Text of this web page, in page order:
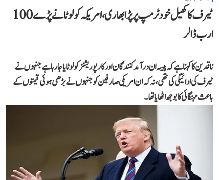
ٹیرف کا کھیل خود ٹرمپ پر پڑا بھاری، امریکہ کو لوٹانے پڑے 100
ارب ڈالر
ناقدین کا کہنا ہے کہ پیسہ ان درآمد کنندگان اور کارپوریشنز کو لوٹایا جا رہا ہے جنہوں نے
ٹیرف کی ادائیگی کی تھی، نہ کہ ان امریکی صارفین کو جنہوں نے بڑھی ہوئی قیمتوں کے
باعث مہنگائی کا بوجھ اٹھایا تھا۔